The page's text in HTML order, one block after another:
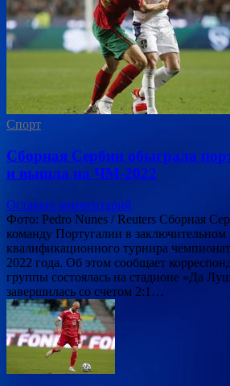
Спорт
Сборная Сербии обыграла
и вышла на ЧМ-2022
Оставьте комментарий
Фото: Pedro Nunes / Reuters Сборная
команду Португалии в заключительном
квалификационного турнира
2022 года. Об этом сообщает
группы состоялась на стадионе «Да
завершилась со счетом 2:1…